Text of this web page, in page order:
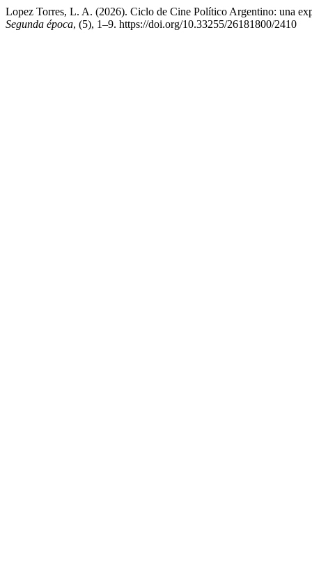
Lopez Torres, L. A. (2026). Ciclo de Cine Político Argentino: una
Segunda época, (5), 1–9. https://doi.org/10.33255/26181800/2410